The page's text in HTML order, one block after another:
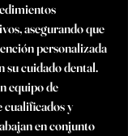
asegurando que
personalizada
su cuidado dental.
equipo de
y
en conjunto